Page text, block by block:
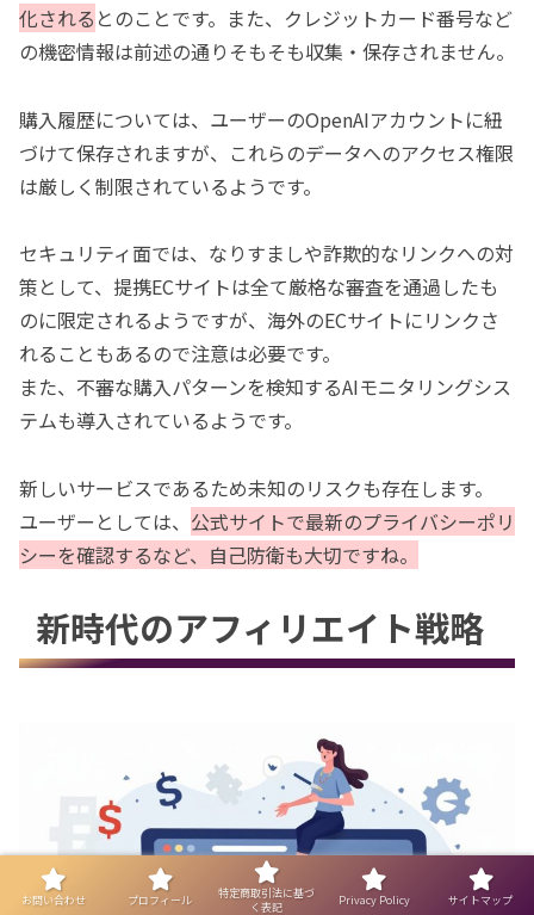
化される とのことです。また、クレジットカード番号など
の機密情報は前述の通りそもそも収集・保存されません。
購入履歴については、ユーザーのOpenAIアカウントに紐
づけて保存されますが、これらのデータへのアクセス権限
は厳しく制限されているようです。
セキュリティ面では、なりすましや詐欺的なリンクへの対
策として、提携ECサイトは全て厳格な審査を通過したも
のに限定されるようですが、海外のECサイトにリンクさ
れることもあるので注意は必要です。
また、不審な購入パターンを検知するAIモニタリングシス
テムも導入されているようです。
新しいサービスであるため未知のリスクも存在します。
ユーザーとしては、 公式サイトで最新のプライバシーポリ
シーを確認するなど、自己防衛も大切ですね。
新時代のアフィリエイト戦略
お問い合わせ プロフィール
特定商取引法に基づ
く表記
Privacy Policy サイトマップ